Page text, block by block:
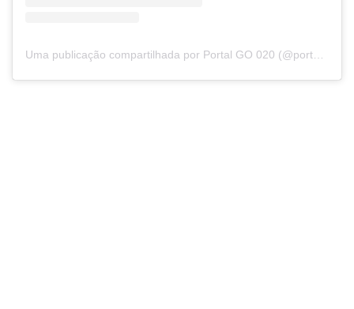
Uma publicação compartilhada por Portal GO 020 (@portalgo020)